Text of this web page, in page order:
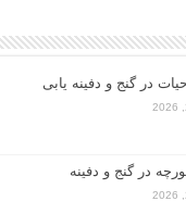
در گنج و دفینه یابی
در گنج و دفینه